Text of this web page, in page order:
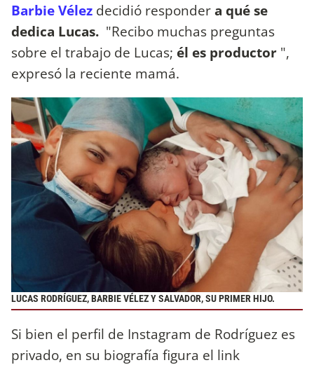
Barbie Vélez decidió respondera qué se
dedica Lucas. "Recibo muchas preguntas
sobre el trabajo de Lucas; él es productor ",
expresó la reciente mamá.
LUCAS RODRÍGUEZ, BARBIE VÉLEZ Y SALVADOR, SU PRIMER HIJO.
Si bien el perfil de Instagram de Rodríguez es
privado, en su biografía figura el link